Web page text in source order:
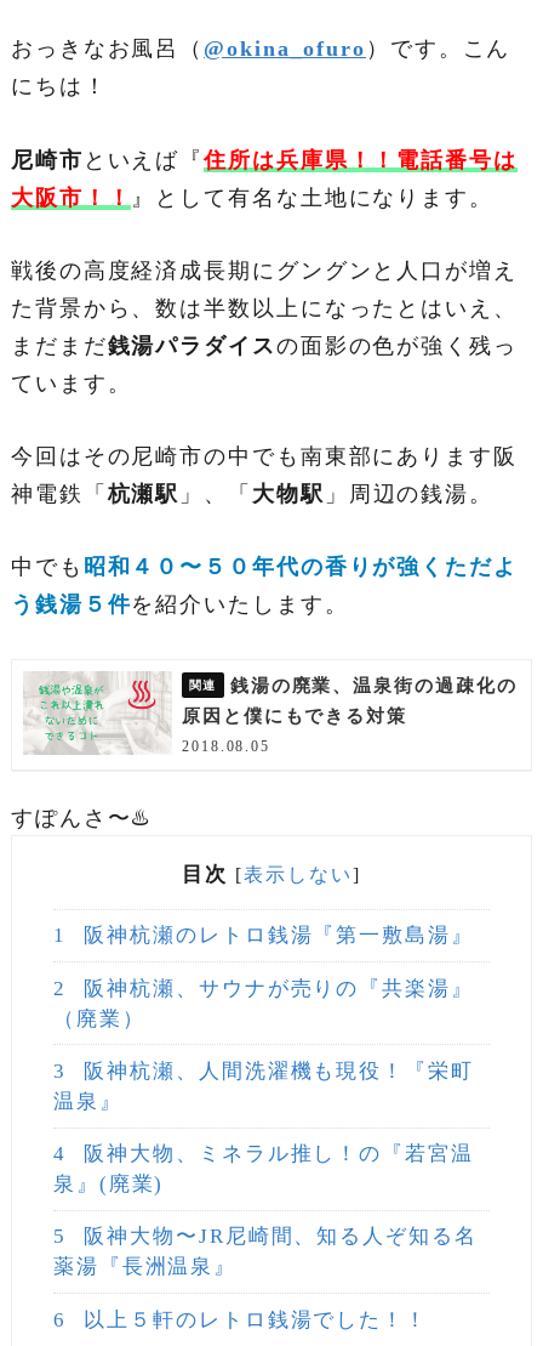
おっきなお風呂（ @okina_ofuro ）です。こん
にちは！
尼崎市 といえば『住所は兵庫県！！電話番号は
大阪市！！
』として有名な土地になります。
戦後の高度経済成長期にグングンと人口が増え
た背景から、数は半数以上になったとはいえ、
まだまだ銭湯パラダイスの面影の色が強く残っ
ています。
今回はその尼崎市の中でも南東部にあります阪
神電鉄「杭瀬駅 」、「 大物駅 」周辺の銭湯。
中でも 昭和４０〜５０年代の香りが強くただよ
う銭湯５件を紹介いたします。
銭湯の廃業、温泉街の過疎化の
原因と僕にもできる対策
2018.08.05
すぽんさ〜♨️
目次 [表示しない]
1 阪神杭瀬のレトロ銭湯『第一敷島湯』
2
阪神杭瀬、サウナが売りの『共楽湯』
（廃業）
3
阪神杭瀬、人間洗濯機も現役！『栄町
温泉』
4
阪神大物、ミネラル推し！の『若宮温
泉』(廃業)
5
阪神大物〜JR尼崎間、知る人ぞ知る名
薬湯『長洲温泉』
6 以上５軒のレトロ銭湯でした！！